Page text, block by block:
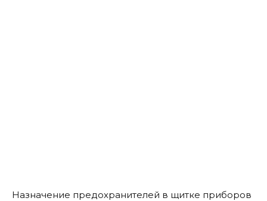
Назначение предохранителей в щитке приборов